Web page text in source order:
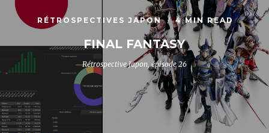
RÉTROSPECTIVES JAPON 4 MIN READ
FINAL FANTASY
Rétrospective Japon, épisode 26